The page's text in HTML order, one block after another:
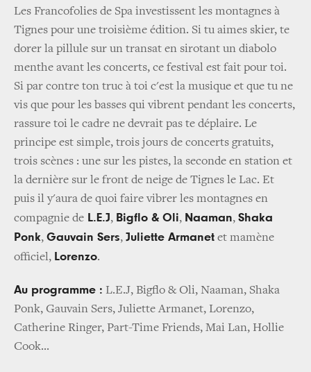
Les Francofolies de Spa investissent les montagnes à
Tignes pour une troisième édition. Si tu aimes skier, te
dorer la pillule sur un transat en sirotant un diabolo
menthe avant les concerts, ce festival est fait pour toi.
Si par contre ton truc à toi c'est la musique et que tu ne
vis que pour les basses qui vibrent pendant les concerts,
rassure toi le cadre ne devrait pas te déplaire. Le
principe est simple, trois jours de concerts gratuits,
trois scènes : une sur les pistes, la seconde en station et
la dernière sur le front de neige de Tignes le Lac. Et
puis il y'aura de quoi faire vibrer les montagnes en
compagnie de L.E.J, Bigflo & Oli, Naaman, Shaka
Ponk, Gauvain Sers, Juliette Armanet et mamène
officiel, Lorenzo.
Au programme : L.E.J, Bigflo & Oli, Naaman, Shaka
Ponk, Gauvain Sers, Juliette Armanet, Lorenzo,
Catherine Ringer, Part-Time Friends, Mai Lan, Hollie
Cook...